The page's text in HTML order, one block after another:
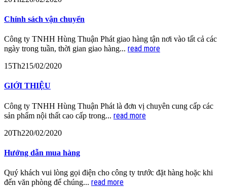
Chính sách vận chuyển
Công ty TNHH Hùng Thuận Phát giao hàng tận nơi vào tất cả các
ngày trong tuần, thời gian giao hàng... read more
15Th215/02/2020
GIỚI THIỆU
Công ty TNHH Hùng Thuận Phát là đơn vị chuyên cung cấp các
sản phẩm nội thất cao cấp trong... read more
20Th220/02/2020
Hướng dẫn mua hàng
Quý khách vui lòng gọi điện cho công ty trước đặt hàng hoặc khi
đến văn phòng để chúng... read more